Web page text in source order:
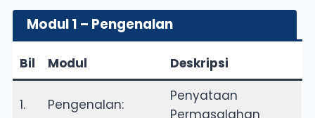
Modul 1 – Pengenalan
Bil Modul Deskripsi
1. Pengenalan:
Penyataan
Permasalahan